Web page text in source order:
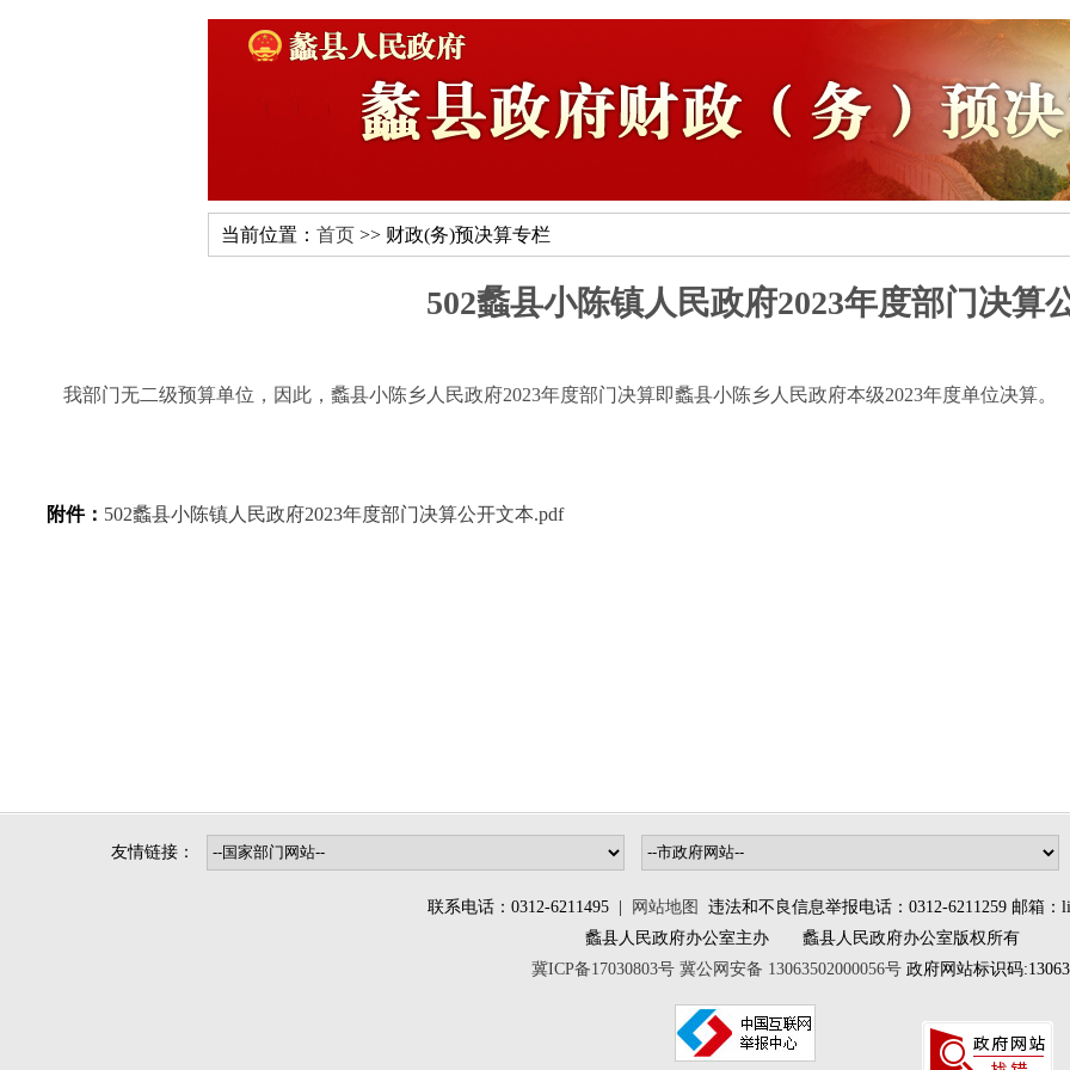
当前位置： 首页 >> 财政(务)预决算专栏
502蠡县小陈镇人民政府2023年度部门决算
我部门无二级预算单位，因此，蠡县小陈乡人民政府2023年度部门决算即蠡县小陈乡人民政府本级2023年度单位决算。
附件： 502蠡县小陈镇人民政府2023年度部门决算公开文本.pdf
友情链接：
联系电话：0312-6211495 | 网站地图
违法和不良信息举报电话：0312-6211259 邮箱：
蠡县人民政府办公室主办 蠡县人民政府办公室版权所有
冀ICP备17030803号 冀公网安备 13063502000056号 政府网站标识码